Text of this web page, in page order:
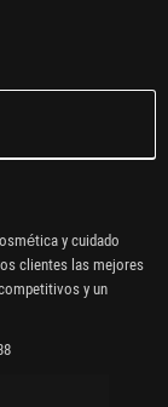
y cuidado
clientes las mejores
y un